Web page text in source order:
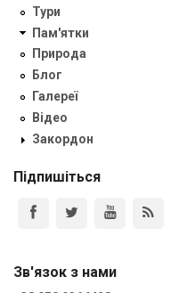
Тури
Пам'ятки
Природа
Блог
Галереї
Відео
Закордон
Підпишіться
Зв'язок з нами